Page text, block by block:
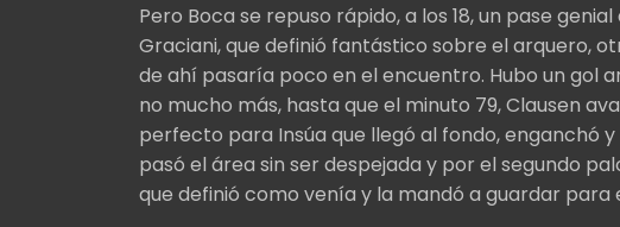
Pero Boca se repuso rápido, a los 18, un pase
Graciani, que definió fantástico sobre el arquero,
de ahí pasaría poco en el encuentro. Hubo un gol
no mucho más, hasta que el minuto 79, Clausen
perfecto para Insúa que llegó al fondo, enganchó
pasó el área sin ser despejada y por el segundo
que definió como venía y la mandó a guardar para